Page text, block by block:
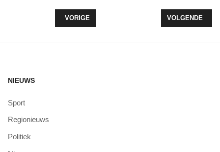
VORIG ARTIKEL: WERKSTRAFFEN VOOR DUO
VORIGE VOLGENDE
VOLGENDE
NIEUWS
Sport
Regionieuws
Politiek